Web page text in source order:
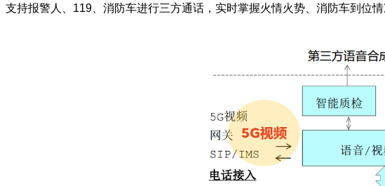
支持报警人、119、消防车进行三方通话，实时掌握火情火势、消防车到位